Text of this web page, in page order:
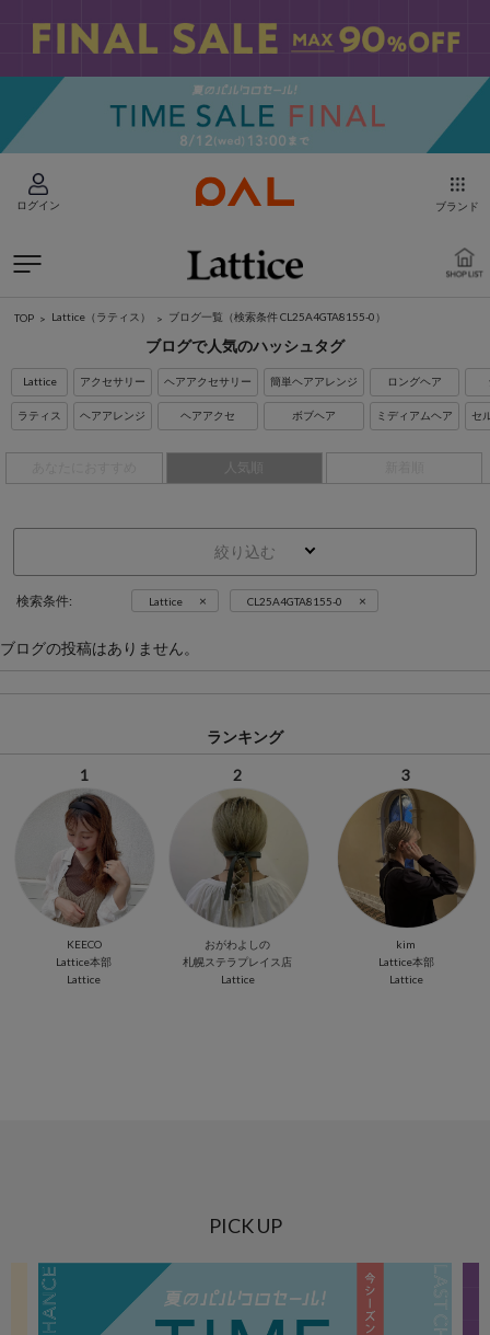
ログイン ブランド
TOP Lattice（ラティス） ブログ一覧 （検索条件 CL25A4GTA8155-0）
ブログで人気のハッシュタグ
Lattice
ラティス
アクセサリー
ヘアアレンジ
ヘアアクセサリー
ヘアアクセ
簡単ヘアアレンジ
ボブヘア
ロングヘア
ミディアムヘア セ
人気順
絞り込む
検索条件: Lattice × CL25A4GTA8155-0 ×
ブログの投稿はありません。
ランキング
1
KEECO
Lattice本部
Lattice
2
おがわよしの
札幌ステラプレイス店
Lattice
3
kim
Lattice本部
Lattice
PICK UP